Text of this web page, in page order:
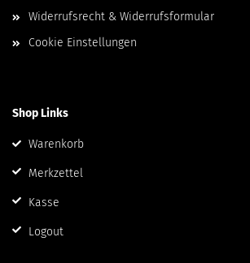
Widerrufsrecht & Widerrufsformular
Cookie Einstellungen
Shop Links
Warenkorb
Merkzettel
Kasse
Logout